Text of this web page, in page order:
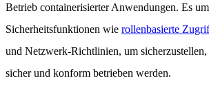
Betrieb containerisierter Anwendungen. Es
Sicherheitsfunktionen wie rollenbasierte
und Netzwerk-Richtlinien, um sicherzustellen,
sicher und konform betrieben werden.